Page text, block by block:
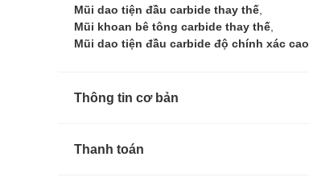
Mũi dao tiện đầu carbide thay thế
Mũi khoan bê tông carbide thay thế
Mũi dao tiện đầu carbide độ chính xác cao
Thông tin cơ bản
Thanh toán